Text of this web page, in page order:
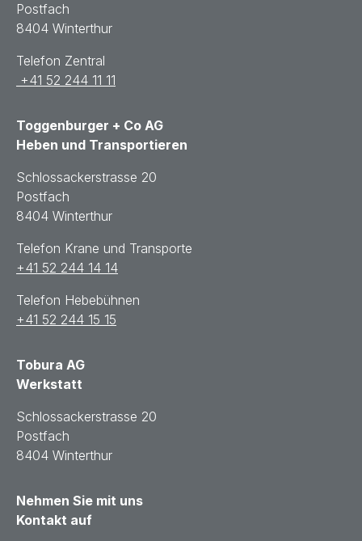
Postfach
8404 Winterthur
Telefon Zentral
+41 52 244 11 11
Toggenburger + Co AG
Heben und Transportieren
Schlossackerstrasse 20
Postfach
8404 Winterthur
Telefon Krane und Transporte
+41 52 244 14 14
Telefon Hebebühnen
+41 52 244 15 15
Tobura AG
Werkstatt
Schlossackerstrasse 20
Postfach
8404 Winterthur
Nehmen Sie mit uns
Kontakt auf